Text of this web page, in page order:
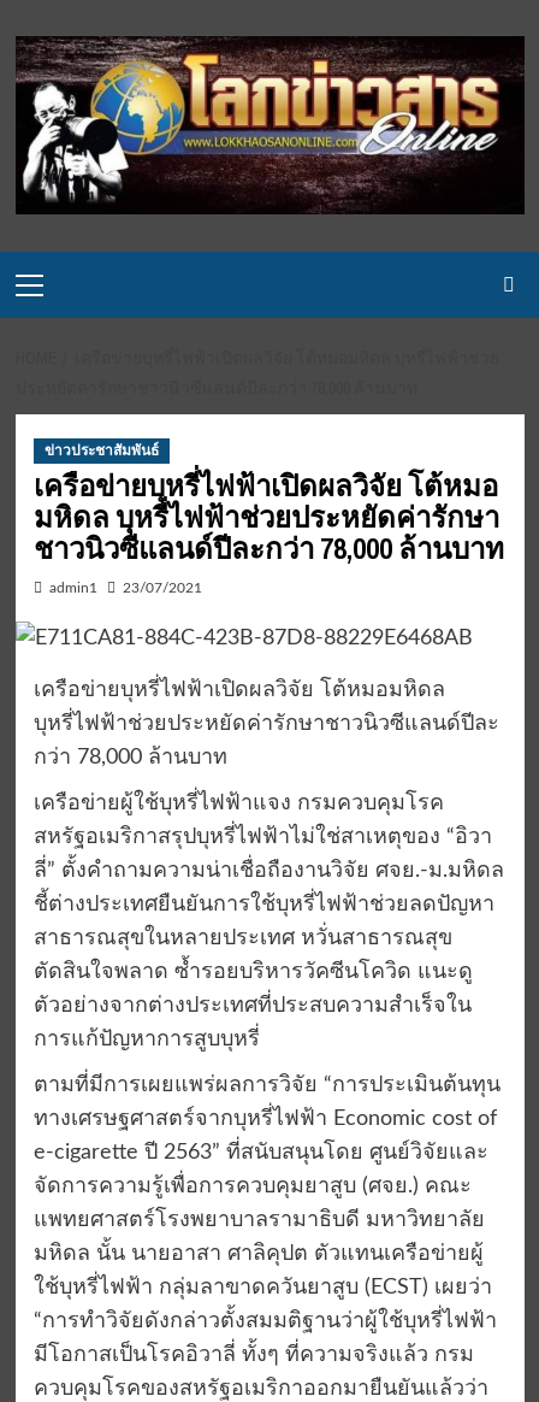
to
content
Menu
ข่าวประชาสัมพันธ์
เครือข่ายบุหรี่ไฟฟ้าเปิดผลวิจัย โต้หมอ
มหิดล บุหรี่ไฟฟ้าช่วยประหยัดค่ารักษา
ชาวนิวซีแลนด์ปีละกว่า 78,000 ล้านบาท
admin1 23/07/2021
เครือข่ายบุหรี่ไฟฟ้าเปิดผลวิจัย โต้หมอมหิดล
บุหรี่ไฟฟ้าช่วยประหยัดค่ารักษาชาวนิวซีแลนด์ปีละ
กว่า 78,000 ล้านบาท
เครือข่ายผู้ใช้บุหรี่ไฟฟ้าแจง กรมควบคุมโรค
สหรัฐอเมริกาสรุปบุหรี่ไฟฟ้าไม่ใช่สาเหตุของ “อิวา
ลี่” ตั้งคำถามความน่าเชื่อถืองานวิจัย ศจย.-ม.มหิดล
ชี้ต่างประเทศยืนยันการใช้บุหรี่ไฟฟ้าช่วยลดปัญหา
สาธารณสุขในหลายประเทศ หวั่นสาธารณสุข
ตัดสินใจพลาด ซ้ำรอยบริหารวัคซีนโควิด แนะดู
ตัวอย่างจากต่างประเทศที่ประสบความสำเร็จใน
การแก้ปัญหาการสูบบุหรี่
ตามที่มีการเผยแพร่ผลการวิจัย “การประเมินต้นทุน
ทางเศรษฐศาสตร์จากบุหรี่ไฟฟ้า Economic cost of
e-cigarette ปี 2563” ที่สนับสนุนโดย ศูนย์วิจัยและ
จัดการความรู้เพื่อการควบคุมยาสูบ (ศจย.) คณะ
แพทยศาสตร์โรงพยาบาลรามาธิบดี มหาวิทยาลัย
มหิดล นั้น นายอาสา ศาลิคุปต ตัวแทนเครือข่ายผู้
ใช้บุหรี่ไฟฟ้า กลุ่มลาขาดควันยาสูบ (ECST) เผยว่า
“การทำวิจัยดังกล่าวตั้งสมมติฐานว่าผู้ใช้บุหรี่ไฟฟ้า
มีโอกาสเป็นโรคอิวาลี่ ทั้งๆ ที่ความจริงแล้ว กรม
ควบคุมโรคของสหรัฐอเมริกาออกมายืนยันแล้วว่า